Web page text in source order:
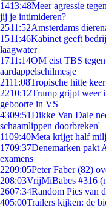
1413:48Meer agressie
jij je intimideren?
2511:52Amsterdams
1511:46Kabinet geeft
laagwater
1711:14OM eist TBS
aardappelschilmesje
2111:08Tropische hitte
2210:12Trump grijpt weer
geboorte in VS
4309:51Dikke Van Dale
schaamlippen doorbreken'
1109:40Meta krijgt half
1709:37Denemarken pakt
examens
2209:05Peter Faber (82)
208:03VrijMiBabes #316
2607:34Random Pics van
405:00Trailers kijken: de